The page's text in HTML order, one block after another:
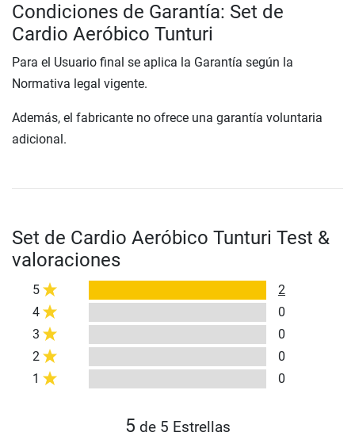
Condiciones de Garantía: Set de
Cardio Aeróbico Tunturi
Para el Usuario final se aplica la Garantía según la
Normativa legal vigente.
Además, el fabricante no ofrece una garantía voluntaria
adicional.
Set de Cardio Aeróbico Tunturi Test &
valoraciones
5
2
4
0
3
0
2
0
1
0
5 de 5 Estrellas